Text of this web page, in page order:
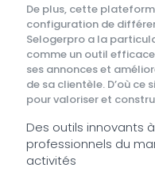
De plus, cette
configuration de
Selogerpro a la
comme un outil
ses annonces et
de sa clientèle. D’où ce
pour valoriser et
Des outils innovants
professionnels du
activités